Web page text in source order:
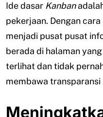
Ide dasar Kanban
pekerjaan. Dengan cara
menjadi pusat pusat
berada di halaman
terlihat dan tidak
membawa